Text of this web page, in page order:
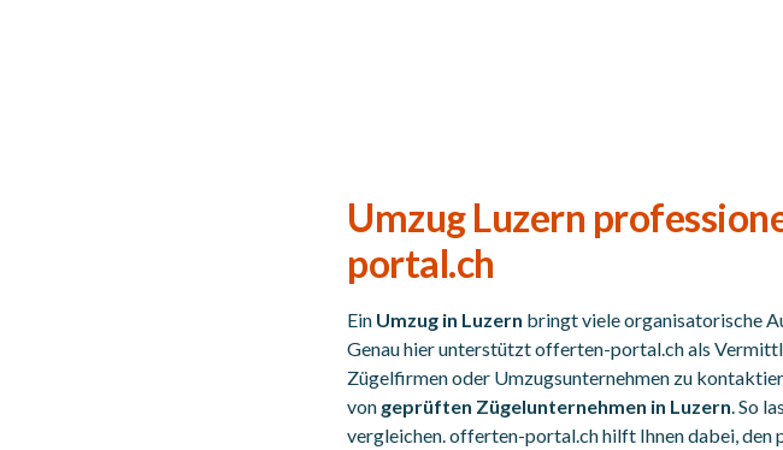
Umzug Luzern
portal.ch
Ein Umzug in Luzern bringt viele organisatorische
Genau hier unterstützt offerten-portal.ch als
Zügelfirmen oder Umzugsunternehmen zu
von geprüften Zügelunternehmen in Luzern. So
vergleichen. offerten-portal.ch hilft Ihnen dabei, den